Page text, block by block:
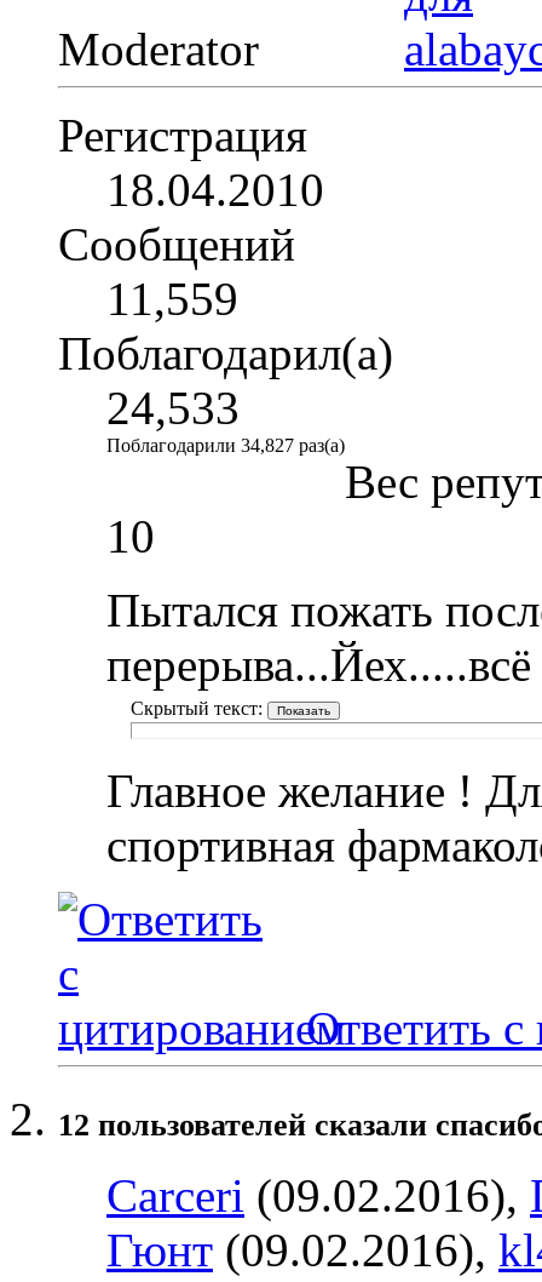
Moderator
Регистрация
18.04.2010
Сообщений
11,559
Поблагодарил(а)
24,533
Поблагодарили 34,827 раз(а)
Вес
10
Пытался пожать
Скрытый текст:
Главное желание !
спортивная
Ответить с
12 пользователей сказали
Carceri (09.02.2016),
Гюнт (09.02.2016),